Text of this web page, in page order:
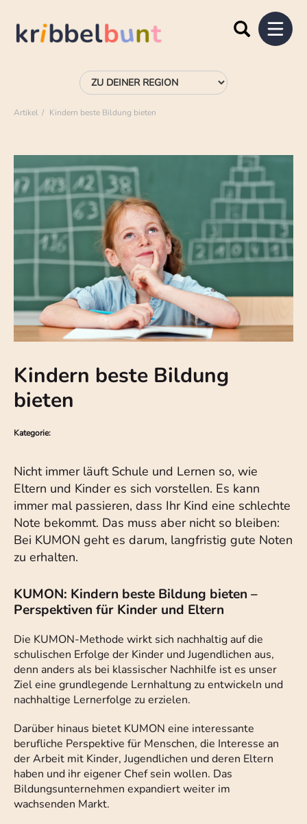
Artikel Kindern beste Bildung bieten
Kindern beste Bildung
bieten
Kategorie:
Nicht immer läuft Schule und Lernen so, wie
Eltern und Kinder es sich vorstellen. Es kann
immer mal passieren, dass Ihr Kind eine schlechte
Note bekommt. Das muss aber nicht so bleiben:
Bei KUMON geht es darum, langfristig gute Noten
zu erhalten.
KUMON: Kindern beste Bildung bieten –
Perspektiven für Kinder und Eltern
Die KUMON-Methode wirkt sich nachhaltig auf die
schulischen Erfolge der Kinder und Jugendlichen aus,
denn anders als bei klassischer Nachhilfe ist es unser
Ziel eine grundlegende Lernhaltung zu entwickeln und
nachhaltige Lernerfolge zu erzielen.
Darüber hinaus bietet KUMON eine interessante
berufliche Perspektive für Menschen, die Interesse an
der Arbeit mit Kinder, Jugendlichen und deren Eltern
haben und ihr eigener Chef sein wollen. Das
Bildungsunternehmen expandiert weiter im
wachsenden Markt.